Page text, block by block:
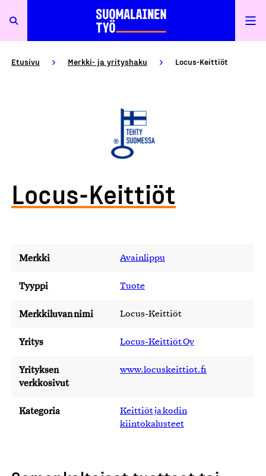
Etusivu Merkki- ja yrityshaku Locus-Keittiöt
Locus-Keittiöt
Merkki Avainlippu
Tyyppi Tuote
Merkkiluvan nimi Locus-Keittiöt
Yritys Locus-Keittiöt Oy
Yrityksen
verkkosivut
www.locuskeittiot.fi
Kategoria
Keittiöt ja kodin
kiintokalusteet